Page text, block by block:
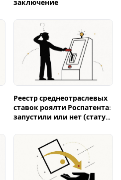
заключение
Реестр среднеотраслевых
ставок роялти Роспатента:
запустили или нет (статус